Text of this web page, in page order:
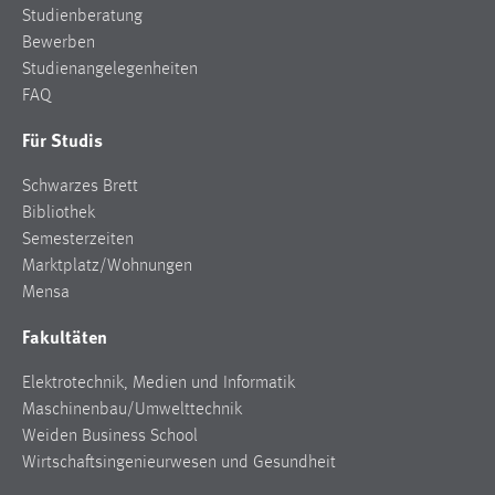
Studienberatung
Bewerben
Studienangelegenheiten
FAQ
Für Studis
Schwarzes Brett
Bibliothek
Semesterzeiten
Marktplatz/Wohnungen
Mensa
Fakultäten
Elektrotechnik, Medien und Informatik
Maschinenbau/Umwelttechnik
Weiden Business School
Wirtschaftsingenieurwesen und Gesundheit
Zweck:
Dieser Cookie ist notwendig um sich an der Website
einloggen zu können.
24 Stunden
STATISTIK
Statistik Cookies erfassen Informationen anonym.
Name:
_pk_ref, _pk_cvar, _pk_id, _pk_ses
Zweck: